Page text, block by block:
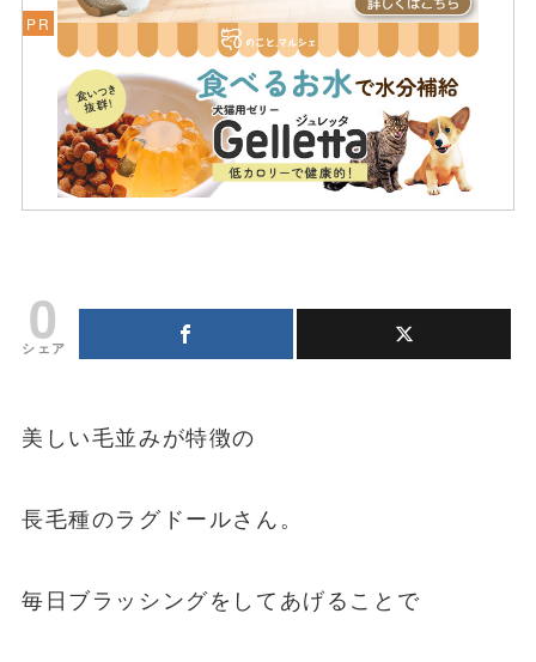
0
シェア
美しい毛並みが特徴の
長毛種のラグドールさん。
毎日ブラッシングをしてあげることで